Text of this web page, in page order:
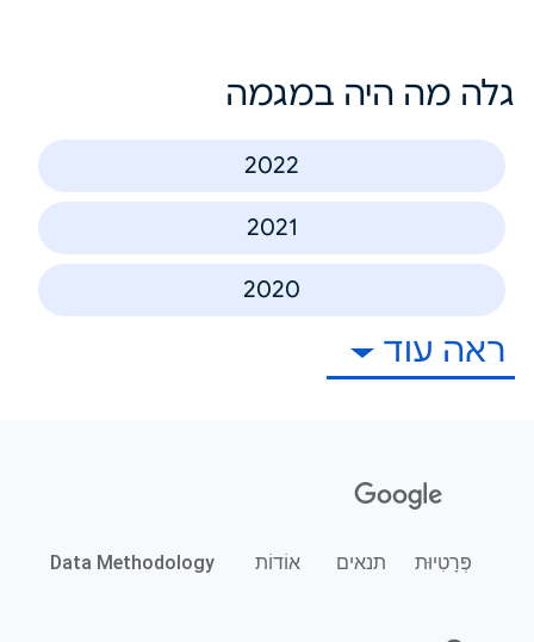
גלה מה היה במגמה
2022
2021
2020
ראה עוד
פְּרָטִיוּת תנאים אוֹדוֹת Data Methodology